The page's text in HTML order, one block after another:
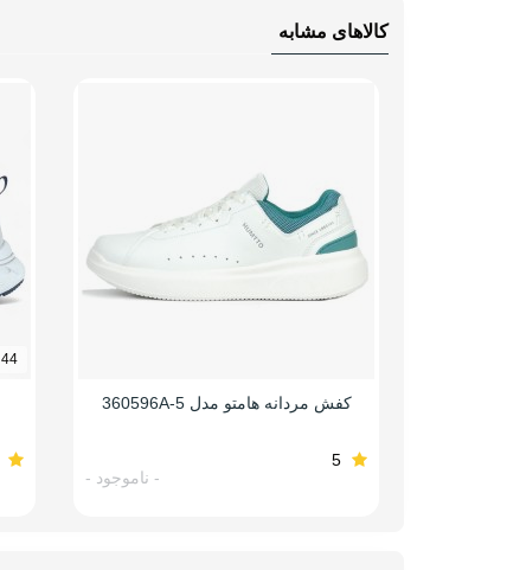
کالاهای مشابه
کفش مردانه هامتو مدل 360596A-5
5
- ناموجود -
44